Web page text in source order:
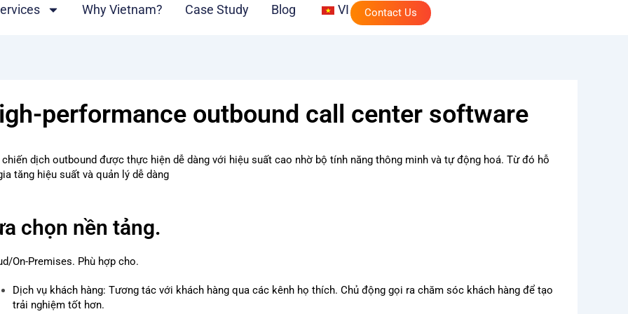
Why Vietnam? Case Study Blog VI Contact Us
performance outbound call center software
chiến dịch outbound được thực hiện dễ dàng với hiệu suất cao nhờ bộ tính năng thông minh và tự động hoá. Từ đó hỗ
tăng hiệu suất và quản lý dễ dàng
chọn nền tảng.
On-Premises. Phù hợp cho.
Dịch vụ khách hàng: Tương tác với khách hàng qua các kênh họ thích. Chủ động gọi ra chăm sóc khách hàng để tạo
trải nghiệm tốt hơn.